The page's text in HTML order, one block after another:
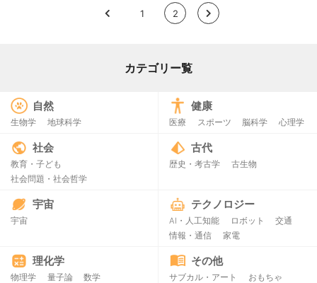
< 1 2 >
カテゴリー覧
自然
生物学 地球科学
健康
医療 スポーツ 脳科学 心理学
社会
教育・子ども
社会問題・社会哲学
古代
歴史・考古学 古生物
宇宙
宇宙
テクノロジー
AI・人工知能 ロボット
交通
情報・通信
家電
理化学
物理学 量子論 数学
その他
サブカル・アート
おもちゃ